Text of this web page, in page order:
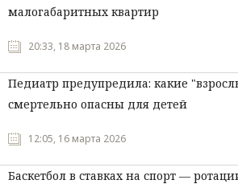
малогабаритных квартир
20:33, 18 марта 2026
Педиатр предупредила: какие
смертельно опасны для детей
12:05, 16 марта 2026
Баскетбол в ставках на спорт —